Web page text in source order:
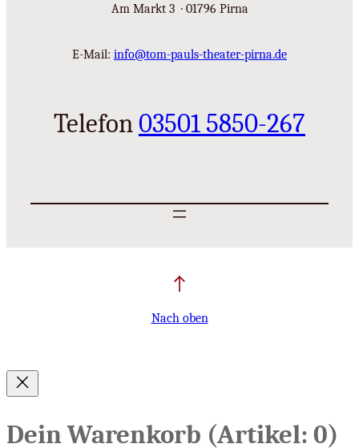
Am Markt 3 · 01796 Pirna
E-Mail: info@tom-pauls-theater-pirna.de
Telefon03501 5850-267
Nach oben
Dein Warenkorb (Artikel: 0)